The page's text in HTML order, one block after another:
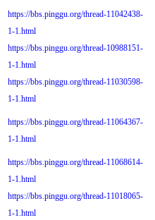
https://bbs.pinggu.org/thread-11042438-
1-1.html
https://bbs.pinggu.org/thread-10988151-
1-1.html
https://bbs.pinggu.org/thread-11030598-
1-1.html
https://bbs.pinggu.org/thread-11064367-
1-1.html
https://bbs.pinggu.org/thread-11068614-
1-1.html
https://bbs.pinggu.org/thread-11018065-
1-1.html